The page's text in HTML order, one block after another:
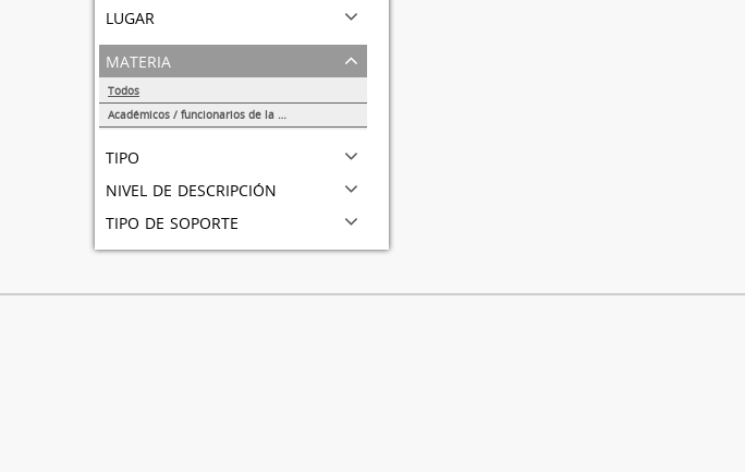
lugar
materia
Todos
Académicos / funcionarios de la Universidad
tipo
nivel de descripción
tipo de soporte